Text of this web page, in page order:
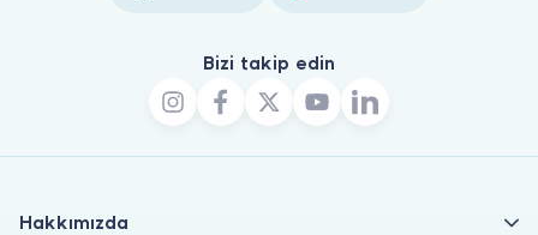
Bizi takip edin
Hakkımızda